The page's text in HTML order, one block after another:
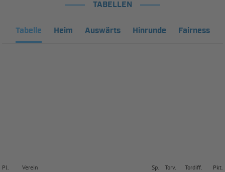
TABELLEN
Tabelle Heim Auswärts Hinrunde Fairness
Pl. Verein Sp. Torv. Tordiff. Pkt.